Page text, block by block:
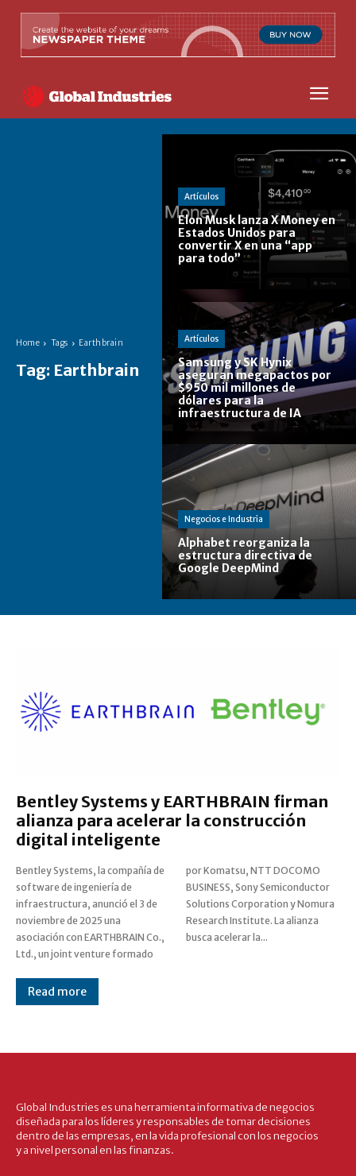
Home Tags Earthbrain
Tag: Earthbrain
Artículos
Elon Musk lanza X Money en
Estados Unidos para
convertir X en una “app
para todo”
Artículos
Samsung y SK Hynix
aseguran megapactos por
$950 mil millones de
dólares para la
infraestructura de IA
Negocios e Industria
Alphabet reorganiza la
estructura directiva de
Google DeepMind
Bentley Systems y EARTHBRAIN firman
alianza para acelerar la construcción
digital inteligente
Bentley Systems, la compañía de
software de ingeniería de
infraestructura, anunció el 3 de
noviembre de 2025 una
asociación con EARTHBRAIN Co.,
Ltd., un joint venture formado
por Komatsu, NTT DOCOMO
BUSINESS, Sony Semiconductor
Solutions Corporation y Nomura
Research Institute. La alianza
busca acelerar la...
Read more
Global Industries es una herramienta informativa de negocios
diseñada para los líderes y responsables de tomar decisiones
dentro de las empresas, en la vida profesional con los negocios
y a nivel personal en las finanzas.